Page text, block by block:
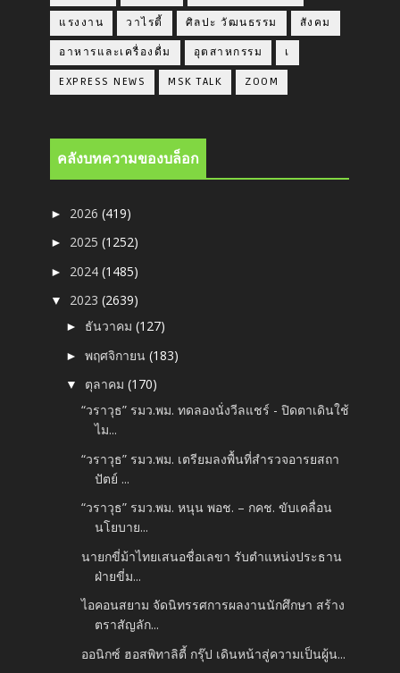
แรงงาน วาไรตี้ ศิลปะ วัฒนธรรม สังคม
อาหารและเครื่องดื่ม อุตสาหกรรม เ
EXPRESS NEWS MSK TALK ZOOM
คลังบทความของบล็อก
► 2026(419)
► 2025(1252)
► 2024(1485)
▼ 2023(2639)
► ธันวาคม(127)
►พฤศจิกายน(183)
▼ ตุลาคม(170)
“วราวุธ” รมว.พม. ทดลองนั่งวีลแชร์ - ปิดตาเดินใช้
ไม...
“วราวุธ” รมว.พม. เตรียมลงพื้นที่สำรวจอารยสถา
ปัตย์ ...
“วราวุธ” รมว.พม. หนุน พอช. – กคช. ขับเคลื่อน
นโยบาย...
นายกขี่ม้าไทยเสนอชื่อเลขา รับตำแหน่งประธาน
ฝ่ายขี่ม...
ไอคอนสยาม จัดนิทรรศการผลงานนักศึกษา สร้าง
ตราสัญลัก...
ออนิกซ์ ฮอสพิทาลิตี้ กรุ๊ป เดินหน้าสู่ความเป็นผู้น...